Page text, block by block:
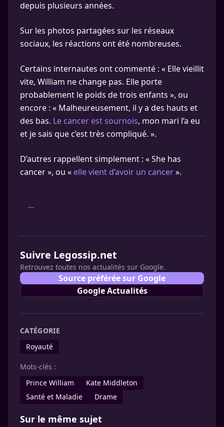
depuis plusieurs années.
Sur les photos partagées sur les réseaux
sociaux, les réactions ont été nombreuses.
Certains internautes ont commenté : « Elle vieillit
vite, William ne change pas. Elle porte
probablement le poids de trois enfants », ou
encore : « Malheureusement, il y a des hauts et
des bas. Le cancer est sournois, mon mari l’a eu
et je sais que c’est très compliqué. ».
D’autres rappellent simplement : « She has
cancer », ou « elle vient d’avoir un cancer».
...
Suivre Legossip.net
Retrouvez toutes nos actualités sur Google.
Source préférée sur Google
Google Actualités
CATÉGORIE
Royauté
Mots-clés :
Prince William
Kate Middleton
Santé et Maladie
Drame
Sur le même sujet